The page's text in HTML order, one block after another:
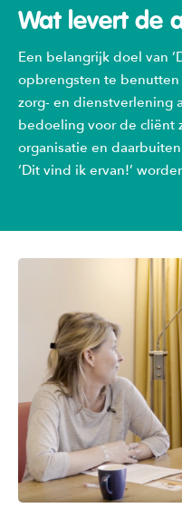
Wat levert de
Een belangrijk doel van
opbrengsten te
zorg- en dienstverlening
bedoeling voor de cliënt
organisatie en
‘Dit vind ik ervan!’